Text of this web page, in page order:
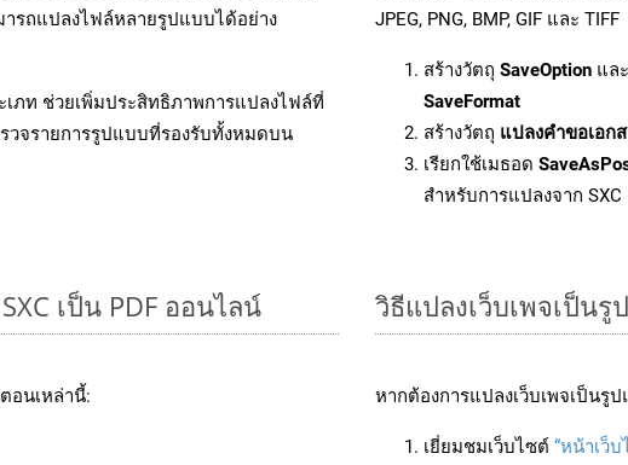
ารถแปลงไฟล์หลายรูปแบบได้อย่าง
ภท ช่วยเพิ่มประสิทธิภาพการแปลงไฟล์ที่
จรายการรูปแบบที่รองรับทั้งหมดบน
JPEG, PNG, BMP, GIF และ TIFF
สร้างวัตถุ SaveOption แล
SaveFormat
สร้างวัตถุ แปลงคำขอเอก
เรียกใช้เมธอด
สำหรับการแปลงจาก SXC
เป็น PDF ออนไลน์
อนเหล่านี้:
วิธีแปลงเว็บเพจเป็นรู
หากต้องการแปลงเว็บเพจเป็นรู
เยี่ยมชมเว็บไซต์ “หน้าเว็บ